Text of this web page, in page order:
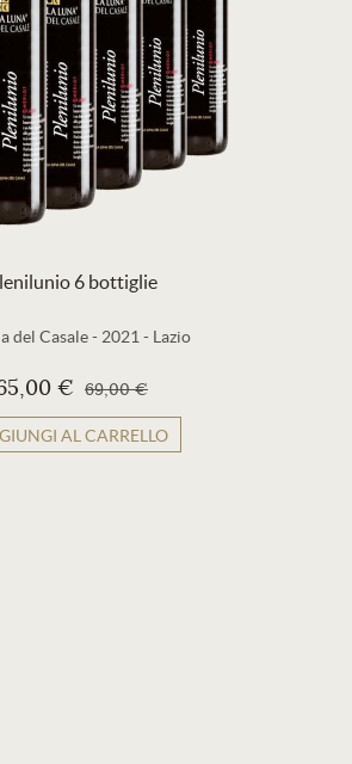
6 bottiglie
del Casale - 2021 - Lazio
€ 69,00 €
AL CARRELLO